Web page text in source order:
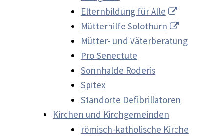
Elternbildung für Alle
Mütterhilfe Solothurn
Mütter- und Väterberatung
Pro Senectute
Sonnhalde Roderis
Spitex
Standorte Defibrillatoren
Kirchen und Kirchgemeinden
römisch-katholische Kirche